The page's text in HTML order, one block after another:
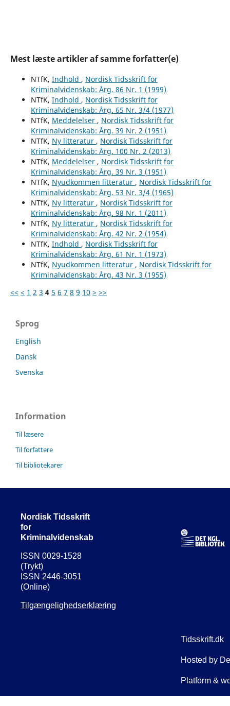
Mest læste artikler af samme forfatter(e)
NTfK, Indhold , Nordisk Tidsskrift for
Kriminalvidenskab: Årg. 86 Nr. 1 (1999)
NTfK, Indhold , Nordisk Tidsskrift for
Kriminalvidenskab: Årg. 65 Nr. 3/4 (1977)
NTfK, Meddelelser , Nordisk Tidsskrift for
Kriminalvidenskab: Årg. 39 Nr. 2 (1951)
NTfK, Ny litteratur , Nordisk Tidsskrift for
Kriminalvidenskab: Årg. 100 Nr. 2 (2013)
NTfK, Meddelelser , Nordisk Tidsskrift for
Kriminalvidenskab: Årg. 39 Nr. 3 (1951)
NTfK, Nyudkommen litteratur , Nordisk Tidsskrift for
Kriminalvidenskab: Årg. 53 Nr. 3/4 (1965)
NTfK, Ny litteratur , Nordisk Tidsskrift for
Kriminalvidenskab: Årg. 98 Nr. 1 (2011)
NTfK, Ny litteratur , Nordisk Tidsskrift for
Kriminalvidenskab: Årg. 42 Nr. 2 (1954)
NTfK, Indhold , Nordisk Tidsskrift for
Kriminalvidenskab: Årg. 61 Nr. 1 (1973)
NTfK, Nyudkommen litteratur , Nordisk Tidsskrift for
Kriminalvidenskab: Årg. 43 Nr. 3 (1955)
<< < 1 2 3 4 5 6 7 8 9 10 > >>
Sprog
English
Dansk
Svenska
Information
Til læsere
Til forfattere
Til bibliotekarer
Nordisk Tidsskrift
for
Kriminalvidenskab
ISSN 0029-1528
(Trykt)
ISSN 2446-3051
(Online)
Tilgængelighedserklæring